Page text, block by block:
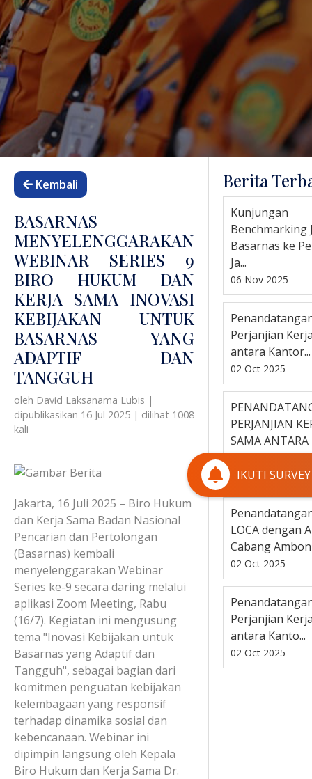
Kembali
BASARNAS
MENYELENGGARAKAN
WEBINAR SERIES 9
BIRO HUKUM DAN
KERJA SAMA INOVASI
KEBIJAKAN UNTUK
BASARNAS YANG
ADAPTIF DAN
TANGGUH
oleh David Laksanama Lubis |
dipublikasikan 16 Jul 2025 | dilihat 1008
kali
Jakarta, 16 Juli 2025 – Biro Hukum
dan Kerja Sama Badan Nasional
Pencarian dan Pertolongan
(Basarnas) kembali
menyelenggarakan Webinar
Series ke-9 secara daring melalui
aplikasi Zoom Meeting, Rabu
(16/7). Kegiatan ini mengusung
tema "Inovasi Kebijakan untuk
Basarnas yang Adaptif dan
Tangguh", sebagai bagian dari
komitmen penguatan kebijakan
kelembagaan yang responsif
terhadap dinamika sosial dan
kebencanaan. Webinar ini
dipimpin langsung oleh Kepala
Biro Hukum dan Kerja Sama Dr.
Berita
Kunjungan
Benchmarking
Basarnas ke
Ja...
06 Nov 2025
Perjanjian
antara Kantor...
02 Oct 2025
PERJANJIAN
SAMA ANTARA
KANTO...
02 Oct 2025
LOCA dengan
Cabang Ambon
02 Oct 2025
Perjanjian
antara Kanto...
02 Oct 2025
IKUTI